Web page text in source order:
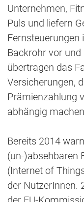
Unternehmen,
Puls und liefern
Backrohr vor
übertragen das
Versicherungen,
Prämienzahlung
abhängig
Bereits 2014
(un-)absehbaren
(Internet of
der NutzerInnen.